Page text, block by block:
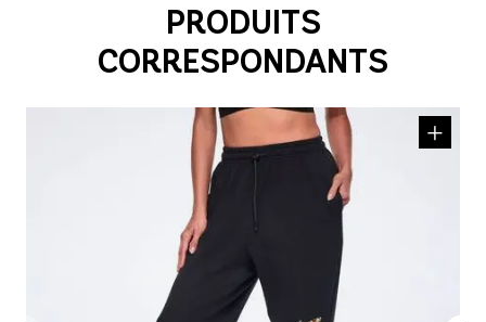
PRODUITS
CORRESPONDANTS